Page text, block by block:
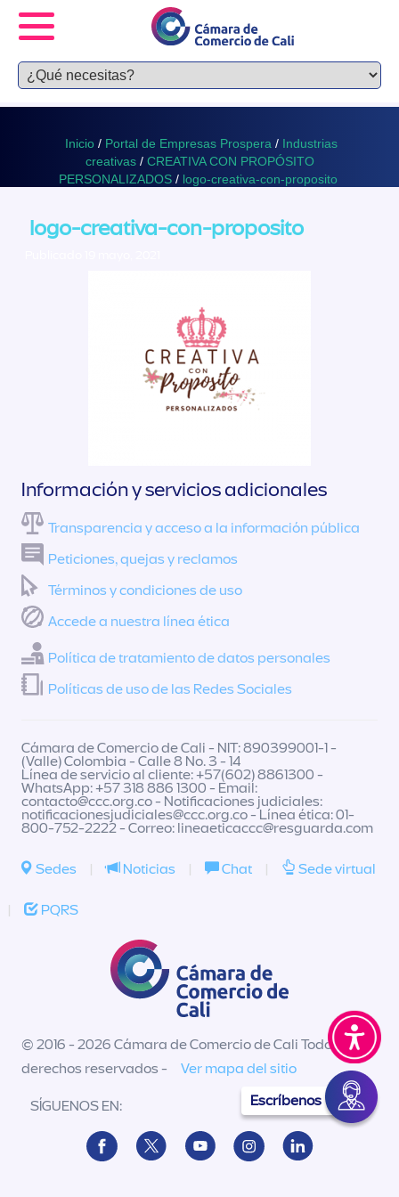
Inicio / Portal de Empresas Prospera / Industrias
creativas / CREATIVA CON PROPÓSITO
PERSONALIZADOS / logo-creativa-con-proposito
logo-creativa-con-proposito
Escríbenos
Información y servicios adicionales
Transparencia y acceso a la información pública
Peticiones, quejas y reclamos
Términos y condiciones de uso
Accede a nuestra línea ética
Política de tratamiento de datos personales
Políticas de uso de las Redes Sociales
Cámara de Comercio de Cali - NIT: 890399001-1 -
(Valle) Colombia - Calle 8 No. 3 - 14
Línea de servicio al cliente: +57(602) 8861300 -
WhatsApp: +57 318 886 1300 - Email:
contacto@ccc.org.co- Notificaciones judiciales:
notificacionesjudiciales@ccc.org.co- Línea ética: 01-
800-752-2222 - Correo: lineaeticaccc@resguarda.com
Sedes | Noticias | Chat | Sede virtual
| PQRS
© 2016 - 2026 Cámara de Comercio de Cali Todos los
derechos reservados -
Ver mapa del sitio
SÍGUENOS EN: